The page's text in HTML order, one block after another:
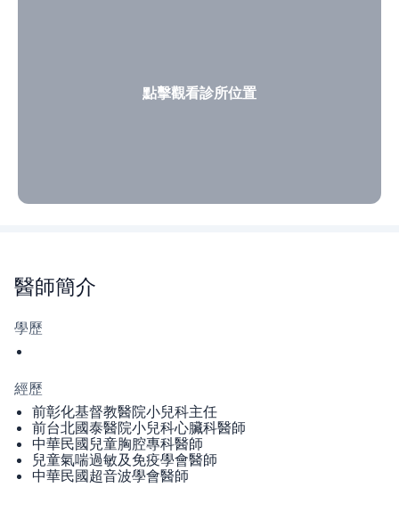
點擊觀看診所位置
醫師簡介
學歷
經歷
前彰化基督教醫院小兒科主任
前台北國泰醫院小兒科心臟科醫師
中華民國兒童胸腔專科醫師
兒童氣喘過敏及免疫學會醫師
中華民國超音波學會醫師